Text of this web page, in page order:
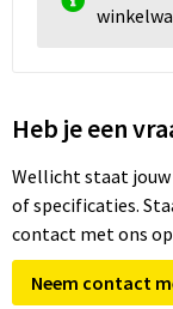
Heb je een
Wellicht staat
of specificaties.
contact met ons op
Neem contact